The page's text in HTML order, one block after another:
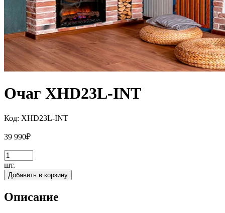
Очаг XHD23L-INT
Код: XHD23L-INT
39 990₽
шт.
Добавить в корзину
Описание